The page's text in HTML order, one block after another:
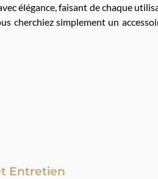
élégance, faisant de chaque
cherchiez simplement un
Entretien